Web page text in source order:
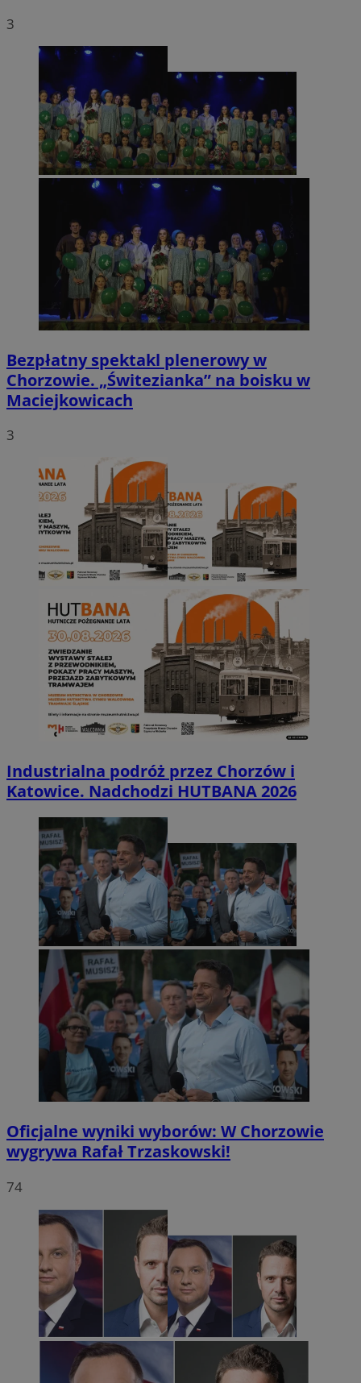
3
Bezpłatny spektakl plenerowy w
Chorzowie. „Świtezianka” na boisku w
Maciejkowicach
3
Industrialna podróż przez Chorzów i
Katowice. Nadchodzi HUTBANA 2026
Oficjalne wyniki wyborów: W Chorzowie
wygrywa Rafał Trzaskowski!
74